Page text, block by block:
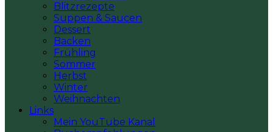
Blitzrezepte
Suppen & Saucen
Dessert
Backen
Frühling
Sommer
Herbst
Winter
Weihnachten
Links
Mein YouTube Kanal